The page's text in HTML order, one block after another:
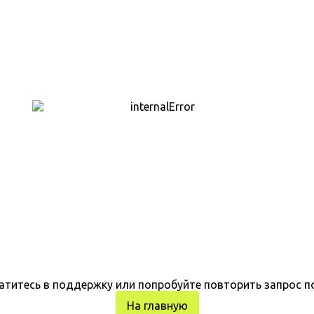
в поддержку или попробуйте повторить запрос
На главную